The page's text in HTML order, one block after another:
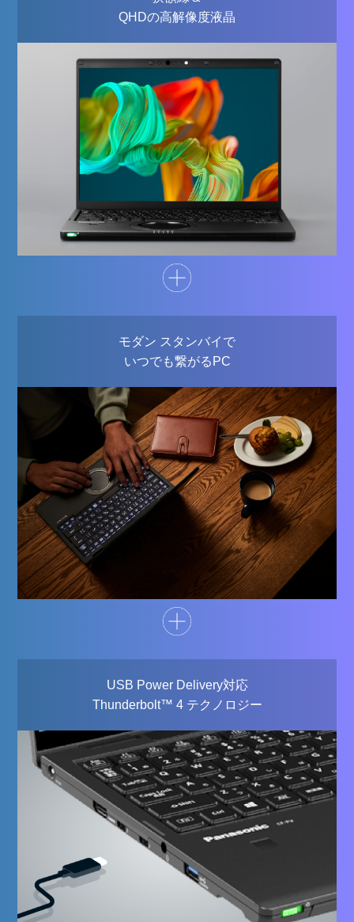
QHDの高解像度液晶
モダン スタンバイで
いつでも繋がるPC
USB Power Delivery対応
Thunderbolt™ 4 テクノロジー